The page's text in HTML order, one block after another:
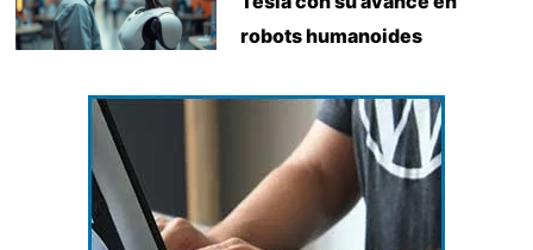
robots humanoides